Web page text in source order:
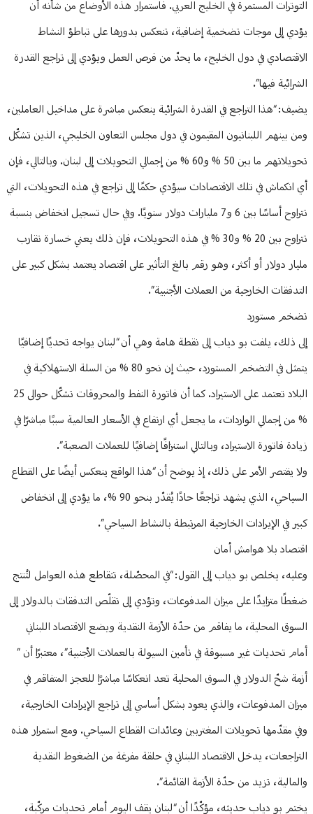
التوترات المستمرة في الخليج العربي. فاستمرار هذه الأوضاع من شأنه أن
يؤدي إلى موجات تضخمية إضافية، تنعكس بدورها على تباطؤ النشاط
الاقتصادي في دول الخليج، ما يحدّ من فرص العمل ويؤدي إلى تراجع القدرة
الشرائية فيها”.
يضيف: “هذا التراجع في القدرة الشرائية ينعكس مباشرة على مداخيل العاملين،
ومن بينهم اللبنانيون المقيمون في دول مجلس التعاون الخليجي، الذين تشكّل
تحويلاتهم ما بين 50 % و60 % من إجمالي التحويلات إلى لبنان. وبالتالي، فإن
أي انكماش في تلك الاقتصادات سيؤدي حكمًا إلى تراجع في هذه التحويلات، التي
تتراوح أساسًا بين 6 و7 مليارات دولار سنويًا. وفي حال تسجيل انخفاض بنسبة
تتراوح بين 20 % و30 % في هذه التحويلات، فإن ذلك يعني خسارة تقارب
مليار دولار أو أكثر، وهو رقم بالغ التأثير على اقتصاد يعتمد بشكل كبير على
التدفقات الخارجية من العملات الأجنبية”.
تضخم مستورد
إلى ذلك، يلفت بو دياب إلى نقطة هامة وهي أن “لبنان يواجه تحديًا إضافيًا
يتمثل في التضخم المستورد، حيث إن نحو 80 % من السلة الاستهلاكية في
البلاد تعتمد على الاستيراد. كما أن فاتورة النفط والمحروقات تشكّل حوالى 25
% من إجمالي الواردات، ما يجعل أي ارتفاع في الأسعار العالمية سببًا مباشرًا في
زيادة فاتورة الاستيراد، وبالتالي استنزافًا إضافيًا للعملات الصعبة”.
ولا يقتصر الأمر على ذلك، إذ يوضح أن “هذا الواقع ينعكس أيضًا على القطاع
السياحي، الذي يشهد تراجعًا حادًا يُقدّر بنحو 90 %، ما يؤدي إلى انخفاض
كبير في الإيرادات الخارجية المرتبطة بالنشاط السياحي”.
اقتصاد بلا هوامش أمان
وعليه، يخلص بو دياب إلى القول: “في المحصّلة، تتقاطع هذه العوامل لتُنتج
ضغطًا متزايدًا على ميزان المدفوعات، وتؤدي إلى تقلّص التدفقات بالدولار إلى
السوق المحلية، ما يفاقم من حدّة الأزمة النقدية ويضع الاقتصاد اللبناني
أمام تحديات غير مسبوقة في تأمين السيولة بالعملات الأجنبية”، معتبرًا أن ”
أزمة شحّ الدولار في السوق المحلية تعد انعكاسًا مباشرًا للعجز المتفاقم في
ميزان المدفوعات، والذي يعود بشكل أساسي إلى تراجع الإيرادات الخارجية،
وفي مقدّمها تحويلات المغتربين وعائدات القطاع السياحي. ومع استمرار هذه
التراجعات، يدخل الاقتصاد اللبناني في حلقة مفرغة من الضغوط النقدية
والمالية، تزيد من حدّة الأزمة القائمة”.
يختم بو دياب حديثه، مؤكّدًا أن “لبنان يقف اليوم أمام تحديات مركّبة،